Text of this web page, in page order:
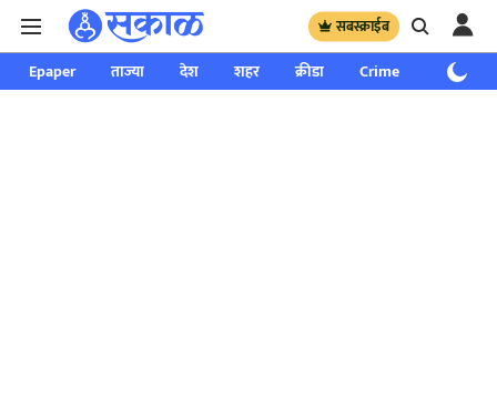
सबस्क्राईब
Epaper ताज्या देश शहर क्रीडा Crime साप्ताहिक